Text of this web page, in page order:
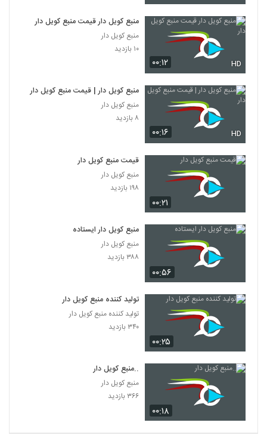
۰۰:۱۲ HD
منبع کویل دار قیمت منبع کویل دار
منبع کویل دار
۱۰ بازدید
۰۰:۱۶ HD
منبع کویل دار | قیمت منبع کویل دار
منبع کویل دار
۸ بازدید
۰۰:۲۱
قیمت منبع کویل دار
منبع کویل دار
۱۹۸ بازدید
۰۰:۵۶
منبع کویل دار ایستاده
منبع کویل دار
۳۸۸ بازدید
۰۰:۲۵
تولید کننده منبع کویل دار
تولید کننده منبع کویل دار
۳۴۰ بازدید
۰۰:۱۸
..منبع کویل دار
منبع کویل دار
۳۶۶ بازدید